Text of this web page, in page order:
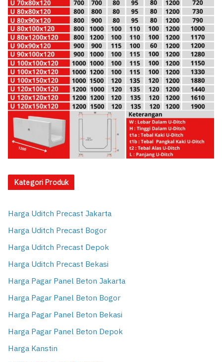
Kategori Produk
Harga Uditch Precast Jakarta
Harga Uditch Precast Bogor
Harga Uditch Precast Depok
Harga Uditch Precast Bekasi
Harga Pagar Panel Beton Jakarta
Harga Pagar Panel Beton Bogor
Harga Pagar Panel Beton Bekasi
Harga Pagar Panel Beton Depok
Harga Kanstin